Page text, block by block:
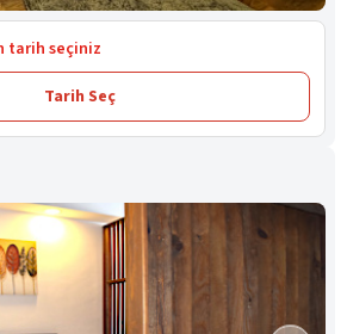
tarih seçiniz
Tarih Seç